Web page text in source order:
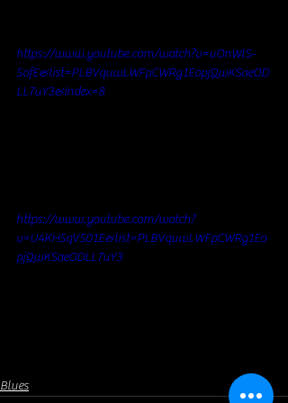
https://www.youtube.com/watch?v=uOnWlS-
5ofE&list=PLBVquwLWFpCWRg1EopjQwKSaeOD
LL7uY3&index=8
https://www.youtube.com/watch?
v=U4KH5qV501E&list=PLBVquwLWFpCWRg1Eo
pjQwKSaeODLL7uY3
Blues